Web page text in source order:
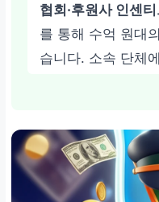
협회·후원사 인센
를 통해 수억 원대
습니다. 소속 단체